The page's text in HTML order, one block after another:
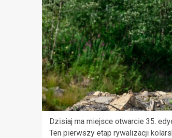
Dzisiaj ma miejsce otwarcie 35.
Ten pierwszy etap rywalizacji